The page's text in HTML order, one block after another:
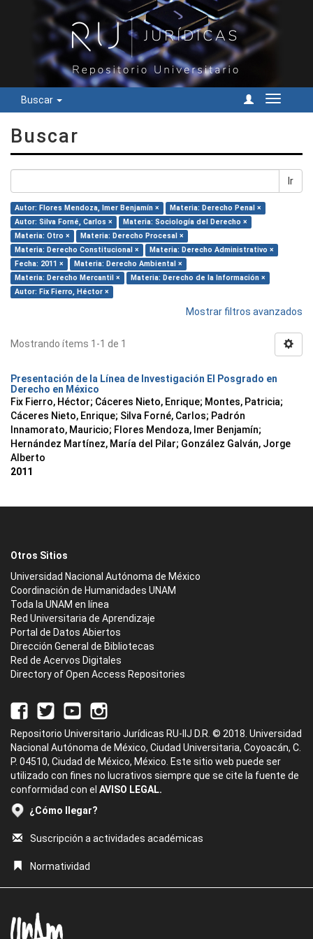
Buscar
Cambiar
Buscar
Ir
Autor: Flores Mendoza, Imer Benjamín ×
Materia: Derecho Penal ×
Autor: Silva Forné, Carlos ×
Materia: Sociología del Derecho ×
Materia: Otro ×
Materia: Derecho Procesal ×
Materia: Derecho Constitucional ×
Materia: Derecho Administrativo ×
Fecha: 2011 ×
Materia: Derecho Ambiental ×
Materia: Derecho Mercantil ×
Materia: Derecho de la Información ×
Autor: Fix Fierro, Héctor ×
Mostrar filtros avanzados
Mostrando ítems 1-1 de 1
Presentación de la Línea de Investigación El Posgrado en
Derecho en México
Fix Fierro, Héctor; Cáceres Nieto, Enrique; Montes, Patricia;
Cáceres Nieto, Enrique; Silva Forné, Carlos; Padrón
Innamorato, Mauricio; Flores Mendoza, Imer Benjamín;
Hernández Martínez, María del Pilar; González Galván, Jorge
Alberto
2011
Otros Sitios
Universidad Nacional Autónoma de México
Coordinación de Humanidades UNAM
Toda la UNAM en línea
Red Universitaria de Aprendizaje
Portal de Datos Abiertos
Dirección General de Bibliotecas
Red de Acervos Digitales
Directory of Open Access Repositories
Repositorio Universitario Jurídicas RU-IIJ D.R. © 2018. Universidad
Nacional Autónoma de México, Ciudad Universitaria, Coyoacán, C.
P. 04510, Ciudad de México, México. Este sitio web puede ser
utilizado con fines no lucrativos siempre que se cite la fuente de
conformidad con el AVISO LEGAL.
¿Cómo llegar?
Suscripción a actividades académicas
Normatividad